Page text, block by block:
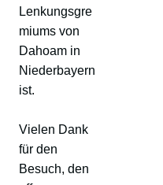
Lenkungsgre
miums von
Dahoam in
Niederbayern
ist.
Vielen Dank
für den
Besuch, den